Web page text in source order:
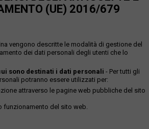
(UE) 2016/679
vengono descritte le modalità di gestione del
dei dati personali degli utenti che lo
sono destinati i dati personali - Per tutti gli
potranno essere utilizzati per:
attraverso le pagine web pubbliche del sito
funzionamento del sito web.